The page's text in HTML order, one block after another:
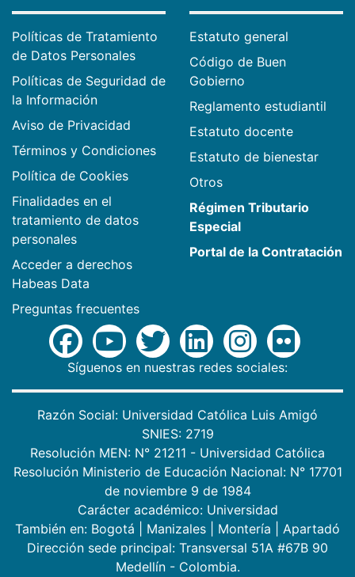
Políticas de Tratamiento
de Datos Personales
Políticas de Seguridad de
la Información
Aviso de Privacidad
Términos y Condiciones
Política de Cookies
Finalidades en el
tratamiento de datos
personales
Acceder a derechos
Habeas Data
Preguntas frecuentes
Estatuto general
Código de Buen
Gobierno
Reglamento estudiantil
Estatuto docente
Estatuto de bienestar
Otros
Régimen Tributario
Especial
Portal de la Contratación
Síguenos en nuestras redes sociales:
Razón Social: Universidad Católica Luis Amigó
SNIES: 2719
Resolución MEN: N° 21211 - Universidad Católica
Resolución Ministerio de Educación Nacional: N° 17701
de noviembre 9 de 1984
Carácter académico: Universidad
También en: Bogotá Manizales Montería
Apartadó
Dirección sede principal: Transversal 51A #67B 90
Medellín - Colombia.